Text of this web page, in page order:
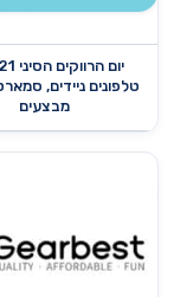
טלפונים ניידים,
מבצעים